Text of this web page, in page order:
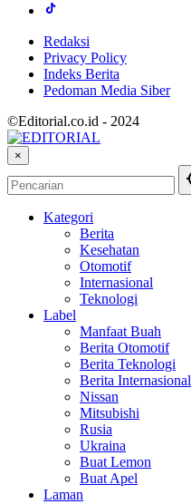
Redaksi
Privacy Policy
Indeks Berita
Pedoman Media Siber
©Editorial.co.id - 2024
×
Kategori
Berita
Kesehatan
Otomotif
Internasional
Teknologi
Label
Manfaat Buah
Berita Otomotif
Berita Teknologi
Berita Internasional
Nissan
Mitsubishi
Rusia
Ukraina
Buat Lemon
Buat Apel
Laman